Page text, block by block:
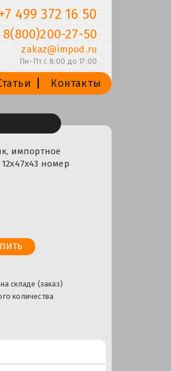
+7 499 372 16 50
8(800)200-27-50
zakaz@impod.ru
Пн-Пт с 8:00 до 17:00
Контакты
импортное
номер
складе (заказ)
количества